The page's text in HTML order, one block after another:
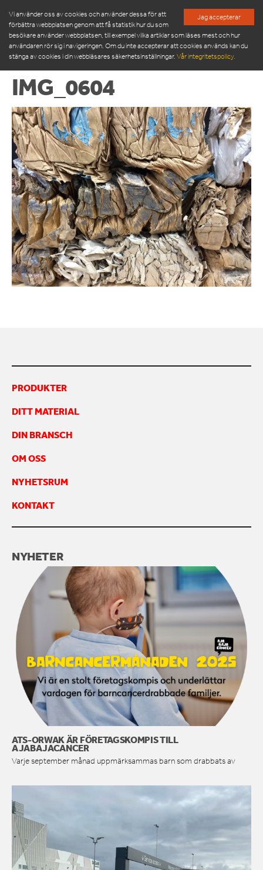
Jag accepterar
Vi använder oss av cookies och använder dessa för att
förbättra webbplatsen genom att få statistik hur du som
besökare använder webbplatsen, till exempel vilka artiklar som läses mest och hur
användaren rör sig i navigeringen. Om du inte accepterar att cookies används kan du
stänga av cookies i din webbläsares säkerhetsinställningar.Vår integritetspolicy.
PRODUKTER
SERVICE & RESERVDELAR
NYHETSRUM
OM OSS
MÖT VÅR LEDNINGSGRUPP
HÅLLBARHET
INSPIRATION
FRAMGÅNGSHISTORIER
FINANSIERING
ARBETA HOS OSS
KONTAKTA OSS
IMG_0604
PRODUKTER
DITT MATERIAL
DIN BRANSCH
OM OSS
NYHETSRUM
KONTAKT
NYHETER
ATS-ORWAK ÄR FÖRETAGSKOMPIS TILL
AJABAJACANCER
Varje september månad uppmärksammas barn som drabbats av